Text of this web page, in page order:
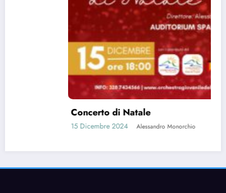
Concerto di Natale
15 Dicembre 2024 Alessandro Monorchio